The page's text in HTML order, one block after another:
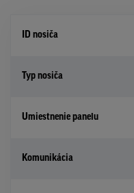
ID nosiča
Typ nosiča
Umiestnenie panelu
Komunikácia